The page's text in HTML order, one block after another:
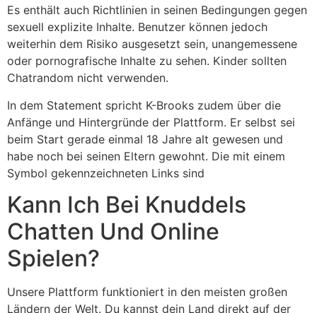
Es enthält auch Richtlinien in seinen Bedingungen gegen
sexuell explizite Inhalte. Benutzer können jedoch
weiterhin dem Risiko ausgesetzt sein, unangemessene
oder pornografische Inhalte zu sehen. Kinder sollten
Chatrandom nicht verwenden.
In dem Statement spricht K-Brooks zudem über die
Anfänge und Hintergründe der Plattform. Er selbst sei
beim Start gerade einmal 18 Jahre alt gewesen und
habe noch bei seinen Eltern gewohnt. Die mit einem
Symbol gekennzeichneten Links sind
Kann Ich Bei Knuddels
Chatten Und Online
Spielen?
Unsere Plattform funktioniert in den meisten großen
Ländern der Welt. Du kannst dein Land direkt auf der